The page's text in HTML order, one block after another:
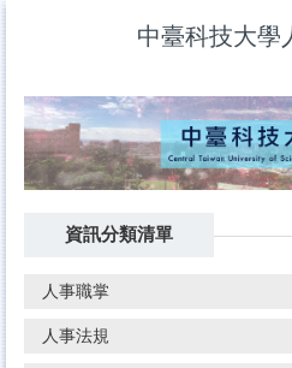
要
內
容
區
中臺科技大學
資訊分類清單
人事職掌
人事法規